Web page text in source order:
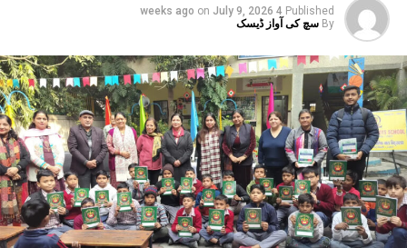
Published
4 weeks ago
on July 9, 2026
By سچ کی آواز ڈیسک